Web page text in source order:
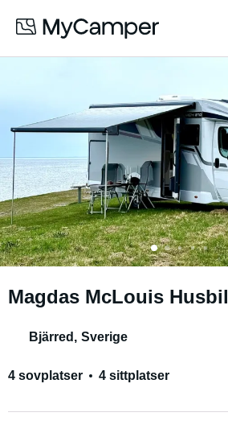
Magdas McLouis Husbil
Bjärred , Sverige
4 sovplatser 4 sittplatser